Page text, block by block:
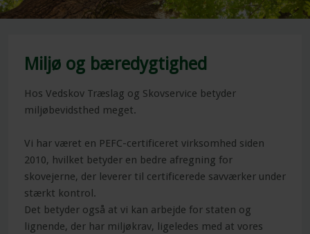
Miljø og bæredygtighed​
Hos Vedskov Træslag og Skovservice betyder
miljøbevidsthed meget.
Vi har været en PEFC-certificeret virksomhed siden
2010, hvilket betyder en bedre afregning for
skovejerne, der leverer til certificerede savværker under
stærkt kontrol.
Det betyder også at vi kan arbejde for staten og
lignende, der har miljøkrav, ligeledes med at vores